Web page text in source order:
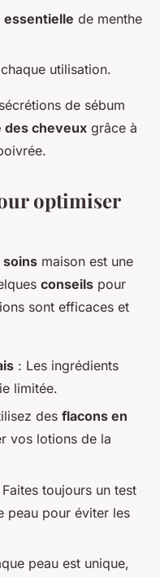
de menthe
utilisation.
de sébum
des cheveux grâce à
optimiser
soins maison est une
conseils pour
sont efficaces et
: Les ingrédients
limitée.
des flacons en
vos lotions de la
Faites toujours un test
peau pour éviter les
peau est unique,